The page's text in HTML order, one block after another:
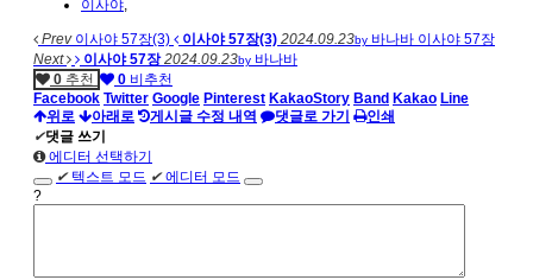
이사야
Prev이사야 57장(3) 이사야 57장(3) 2024.09.23by 바나바 이사야 57장
Next
이사야 57장 2024.09.23by 바나바
0 추천 0 비추천
Facebook Twitter Google Pinterest KakaoStory Band Kakao Line
위로
아래로 게시글 수정 내역 댓글로 가기
인쇄
✔댓글 쓰기
에디터 선택하기
✔ 텍스트 모드 ✔에디터 모드
?